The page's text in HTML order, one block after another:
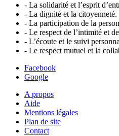
- La solidarité et l’esprit
- La dignité et la citoyenneté.
- La participation de la
- Le respect de l’intimité et
- L’écoute et le suivi
- Le respect mutuel et la
Facebook
Google
A propos
Aide
Mentions légales
Plan de site
Contact